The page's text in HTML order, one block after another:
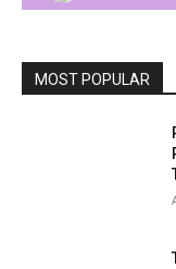
MOST POPULAR